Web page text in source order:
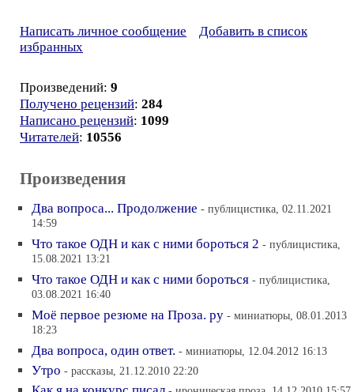
Написать личное сообщение
Добавить в список
избранных
Произведений: 9
Получено рецензий: 284
Написано рецензий: 1099
Читателей: 10556
Произведения
Два вопроса... Продолжение - публицистика, 02.11.2021
14:59
Что такое ОДН и как с ними бороться 2 - публицистика,
15.08.2021 13:21
Что такое ОДН и как с ними бороться - публицистика,
03.08.2021 16:40
Моё первое резюме на Проза. ру - миниатюры, 08.01.2013
18:23
Два вопроса, один ответ. - миниатюры, 12.04.2012 16:13
Утро - рассказы, 21.12.2010 22:20